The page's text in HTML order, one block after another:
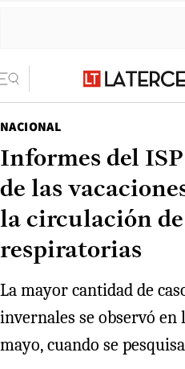
NACIONAL
Informes del
de las
la circulación
respiratorias
La mayor cantidad de
invernales se observó en
mayo, cuando se